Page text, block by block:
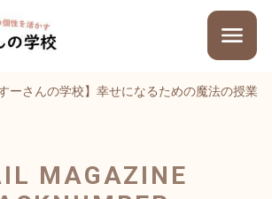
ーさんの学校】幸せになるための魔法の授業
MAGAZINE